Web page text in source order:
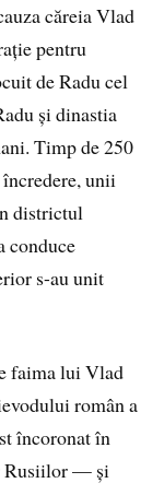
căreia Vlad
pentru
de Radu cel
și dinastia
Timp de 250
unii
districtul
conduce
s-au unit
faima lui Vlad
român a
încoronat în
Rusiilor — și